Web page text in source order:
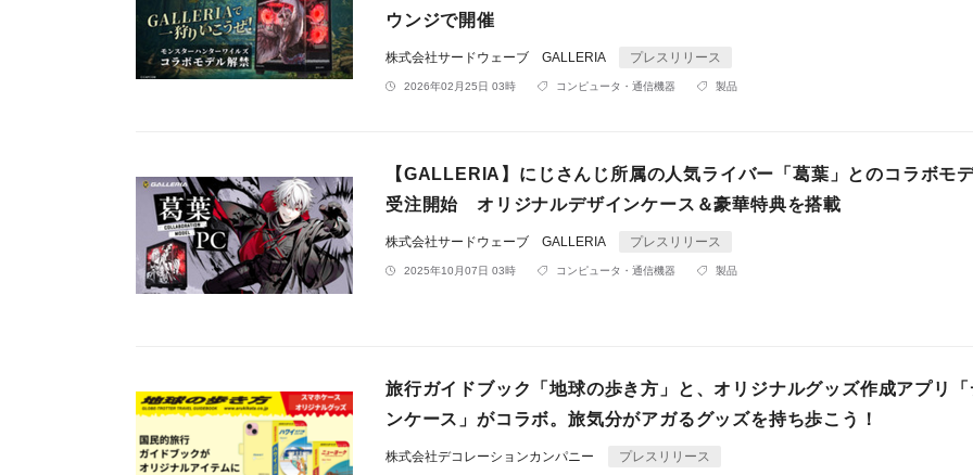
ウンジで開催
株式会社サードウェーブ GALLERIA プレスリリース
2026年02月25日 03時 コンピュータ・通信機器 製品
【GALLERIA】にじさんじ所属の人気ライバー「葛葉」とのコラボモ
受注開始 オリジナルデザインケース＆豪華特典を搭載
株式会社サードウェーブ GALLERIA プレスリリース
2025年10月07日 03時 コンピュータ・通信機器 製品
旅行ガイドブック「地球の歩き方」と、オリジナルグッズ作成アプリ「
ンケース」がコラボ。旅気分がアガるグッズを持ち歩こう！
株式会社デコレーションカンパニー プレスリリース